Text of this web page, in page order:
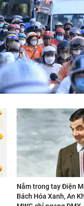
Nắm trong tay Điện
Bách Hóa Xanh, An